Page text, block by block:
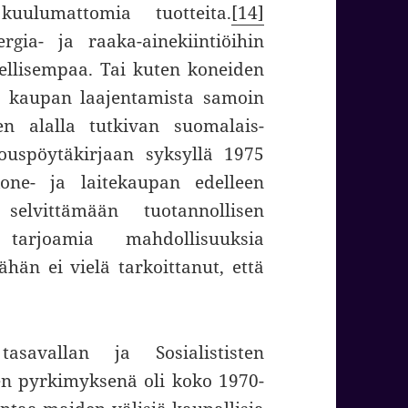
tuotteita.[14]
ja raaka-ainekiintiöihin
Tai kuten koneiden
laajentamista samoin
alalla tutkivan suomalais-
syksyllä 1975
ja laitekaupan edelleen
tuotannollisen
mahdollisuuksia
ei vielä tarkoittanut, että
ja Sosialististen
pyrkimyksenä oli koko 1970-